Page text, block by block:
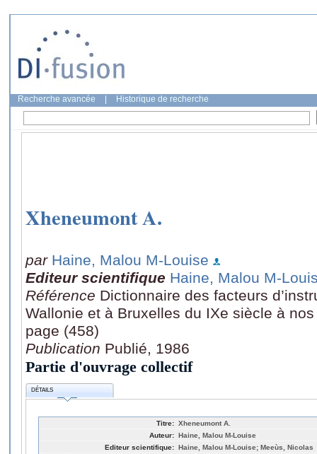
Recherche avancée Historique de recherche
Xheneumont A.
par Haine, Malou M-Louise
Editeur scientifique Haine, Malou M-
Référence Dictionnaire des facteurs
Wallonie et à Bruxelles du IXe siècle à
page (458)
Publication Publié, 1986
Partie d'ouvrage collectif
DÉTAILS
Titre: Xheneumont A.
Auteur: Haine, Malou M-Louise
Editeur scientifique: Haine, Malou M-Louise; Meeùs, Nicolas